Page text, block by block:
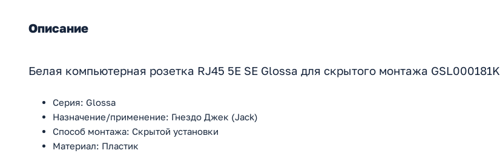
Описание
Белая компьютерная розетка RJ45 5E SE Glossa для скрытого монтажа GSL000181K
Серия: Glossa
Назначение/применение: Гнездо Джек (Jack)
Способ монтажа: Скрытой установки
Материал: Пластик